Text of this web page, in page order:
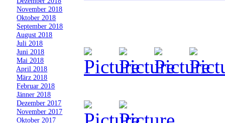
»November 2018
»Oktober 2018
September 2018
August 2018
»Juli 2018
»Juni 2018
»Mai 2018
April 2018
»März 2018
»Februar 2018
»Jänner 2018
»Dezember 2017
»November 2017
»Oktober 2017